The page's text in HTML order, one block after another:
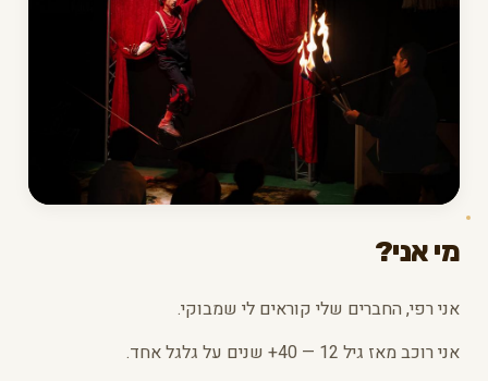
מי אני?
אני רפי, החברים שלי קוראים לי שמבוקי.
אני רוכב מאז גיל 12 — 40+ שנים על גלגל אחד.